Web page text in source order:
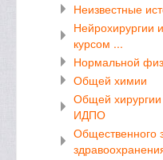
Неизвестные
Нейрохирургии
курсом ...
Нормальной
Общей химии
Общей хирургии
ИДПО
Общественного